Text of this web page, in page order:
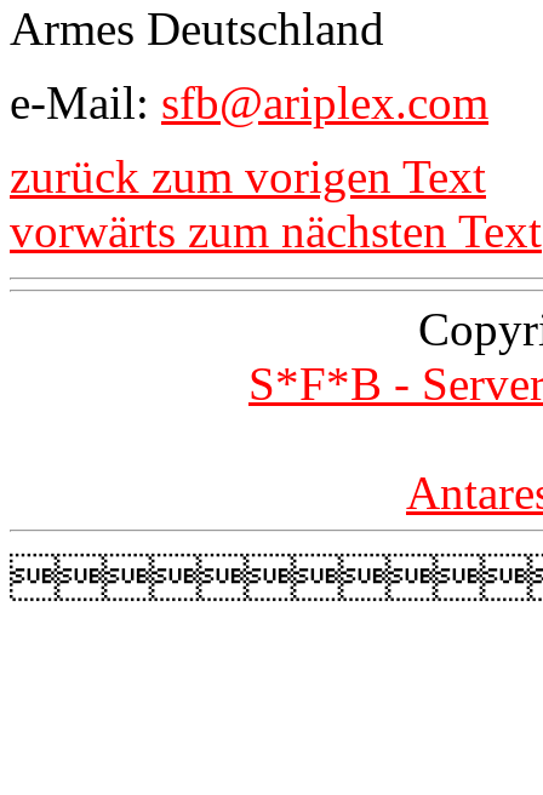
Armes Deutschland
e-Mail: sfb@ariplex.com
zurück zum vorigen Text
vorwärts zum nächsten Text
S*F*B -